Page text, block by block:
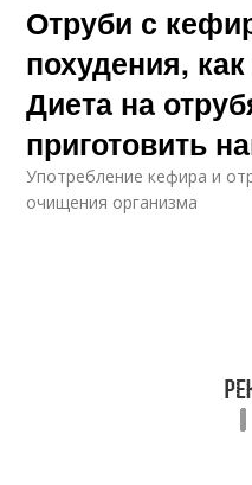
Отруби с
похудения,
Диета на
приготовить
Употребление кефира и
очищения организма